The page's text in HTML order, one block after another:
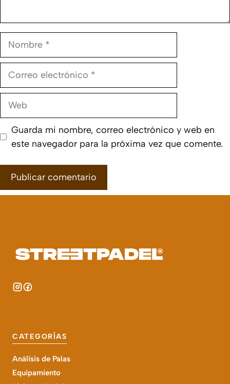
Nombre
Correo
Web
Guarda mi nombre, correo electrónico y web en
este navegador para la próxima vez que comente.
CATEGORÍAS
Análisis de Palas
Equipamiento